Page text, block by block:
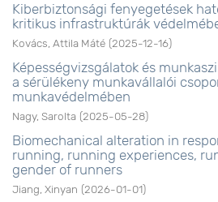
Kiberbiztonsági fenyegetések
kritikus infrastruktúrák
Kovács, Attila Máté (2025-12-16)
Képességvizsgálatok és
a sérülékeny munkavállalói
munkavédelmében
Nagy, Sarolta (2025-05-28)
Biomechanical alteration in
running, running experiences,
gender of runners
Jiang, Xinyan (2026-01-01)